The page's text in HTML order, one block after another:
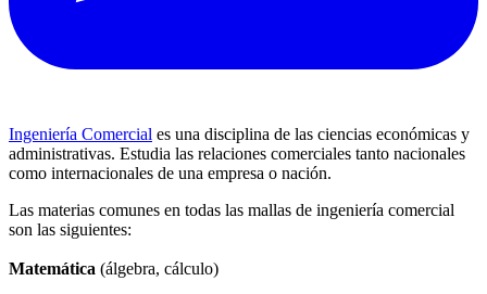
Ingeniería Comercial es una disciplina de las ciencias económicas y
administrativas. Estudia las relaciones comerciales tanto nacionales
como internacionales de una empresa o nación.
Las materias comunes en todas las mallas de ingeniería comercial
son las siguientes:
Matemática (álgebra, cálculo)